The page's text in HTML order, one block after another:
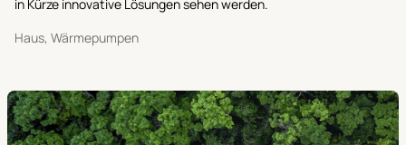
in Kürze innovative Lösungen sehen werden.
Haus, Wärmepumpen